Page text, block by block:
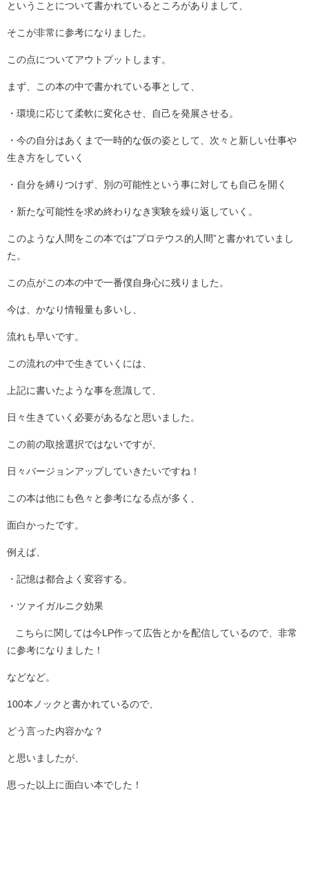
ということについて書かれているところがありまして、
そこが非常に参考になりました。
この点についてアウトプットします。
まず、この本の中で書かれている事として、
・環境に応じて柔軟に変化させ、自己を発展させる。
・今の自分はあくまで一時的な仮の姿として、次々と新しい仕事や
生き方をしていく
・自分を縛りつけず、別の可能性という事に対しても自己を開く
・新たな可能性を求め終わりなき実験を繰り返していく。
このような人間をこの本では”プロテウス的人間”と書かれていまし
た。
この点がこの本の中で一番僕自身心に残りました。
今は、かなり情報量も多いし、
流れも早いです。
この流れの中で生きていくには、
上記に書いたような事を意識して、
日々生きていく必要があるなと思いました。
この前の取捨選択ではないですが、
日々バージョンアップしていきたいですね！
この本は他にも色々と参考になる点が多く、
面白かったです。
例えば、
・記憶は都合よく変容する。
・ツァイガルニク効果
こちらに関しては今LP作って広告とかを配信しているので、非常
に参考になりました！
などなど。
100本ノックと書かれているので、
どう言った内容かな？
と思いましたが、
思った以上に面白い本でした！